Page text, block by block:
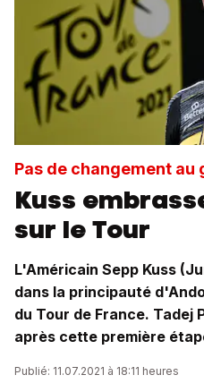
Pas de changement au
Kuss
sur le Tour
L'Américain Sepp Kuss
dans la principauté
du Tour de France. Tadej
après cette première
Publié: 11.07.2021 à 18:11 heures